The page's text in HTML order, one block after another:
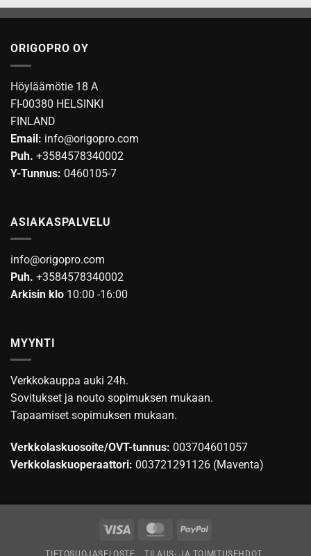
ORIGOPRO OY
Höyläämötie 18 A
FI-00380 HELSINKI
FINLAND
Email: info@origopro.com
Puh. +3584578340002
Y-Tunnus: 0460105-7
ASIAKASPALVELU
info@origopro.com
Puh. +3584578340002
Arkisin klo 10:00 -16:00
MYYNTI
Verkkokauppa auki 24h.
Sovitukset ja nouto sopimuksen mukaan.
Tapaamiset sopimuksen mukaan.
Verkkolaskuosoite/OVT-tunnus: 003704601057
Verkkolaskuoperaattori: 003721291126 (Maventa)
Visa MasterCardPayPal
TIETOSUOJASELOSTE TILAUS- JA TOIMITUSEHDOT